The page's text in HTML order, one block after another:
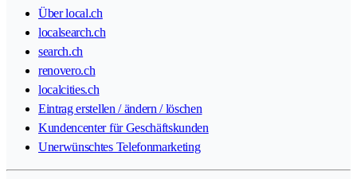
Über local.ch
localsearch.ch
search.ch
renovero.ch
localcities.ch
Eintrag erstellen / ändern / löschen
Kundencenter für Geschäftskunden
Unerwünschtes Telefonmarketing